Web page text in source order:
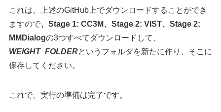
これは、上述のGitHub上でダウンロードすることができ
ますので、Stage 1: CC3M、Stage 2: VIST、Stage 2:
MMDialogの3つすべてダウンロードして、
WEIGHT_FOLDERというフォルダを新たに作り、そこに
保存してください。
これで、実行の準備は完了です。